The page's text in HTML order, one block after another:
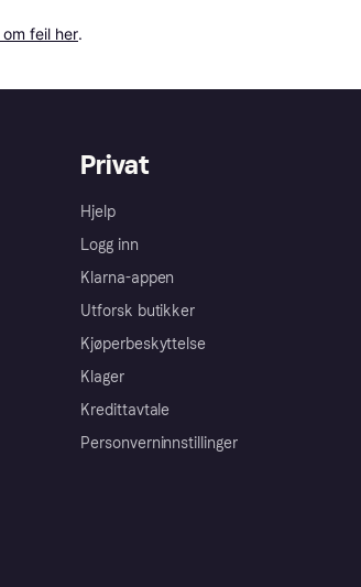
feil her.
Privat
Hjelp
Logg inn
Klarna-appen
Utforsk butikker
Kjøperbeskyttelse
Klager
Kredittavtale
Personverninnstillinger